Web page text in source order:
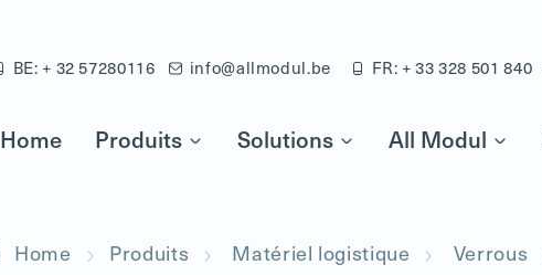
BE: + 32 57280116 info@allmodul.be FR: + 33 328 501 840
Home Produits Solutions All Modul
Home Produits Matériel logistique Verrous